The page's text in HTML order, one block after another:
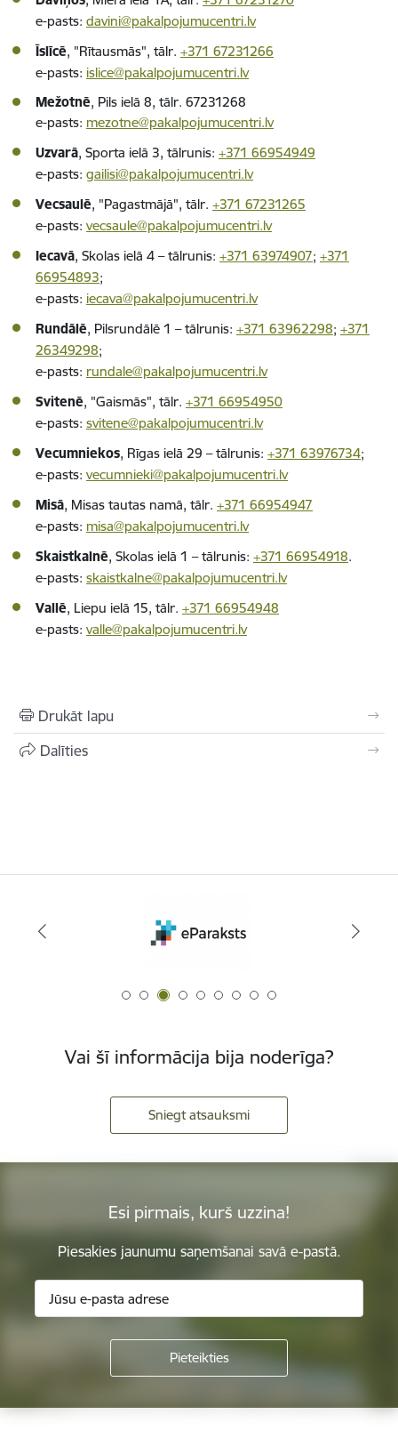
e-pasts: davini@pakalpojumucentri.lv
Īslīcē, "Rītausmās", tālr. +371 67231266
e-pasts: islice@pakalpojumucentri.lv
Mežotnē, Pils ielā 8, tālr. 67231268
e-pasts: mezotne@pakalpojumucentri.lv
Uzvarā, Sporta ielā 3, tālrunis: +371 66954949
e-pasts: gailisi@pakalpojumucentri.lv
Vecsaulē, "Pagastmājā", tālr. +371 67231265
e-pasts: vecsaule@pakalpojumucentri.lv
Iecavā, Skolas ielā 4 – tālrunis: +371 63974907; +371
66954893;
e-pasts: iecava@pakalpojumucentri.lv
Rundālē, Pilsrundālē 1 – tālrunis: +371 63962298; +371
26349298;
e-pasts: rundale@pakalpojumucentri.lv
Svitenē, "Gaismās", tālr. +371 66954950
e-pasts: svitene@pakalpojumucentri.lv
Vecumniekos, Rīgas ielā 29 – tālrunis: +371 63976734;
e-pasts: vecumnieki@pakalpojumucentri.lv
Misā, Misas tautas namā, tālr. +371 66954947
e-pasts: misa@pakalpojumucentri.lv
Skaistkalnē, Skolas ielā 1 – tālrunis: +371 66954918.
e-pasts: skaistkalne@pakalpojumucentri.lv
Vallē, Liepu ielā 15, tālr. +371 66954948
e-pasts: valle@pakalpojumucentri.lv
Drukāt lapu
Dalīties
Vai šī informācija bija noderīga?
Sniegt atsauksmi
Esi pirmais, kurš uzzina!
Piesakies jaunumu saņemšanai savā e-pastā.
Kājene